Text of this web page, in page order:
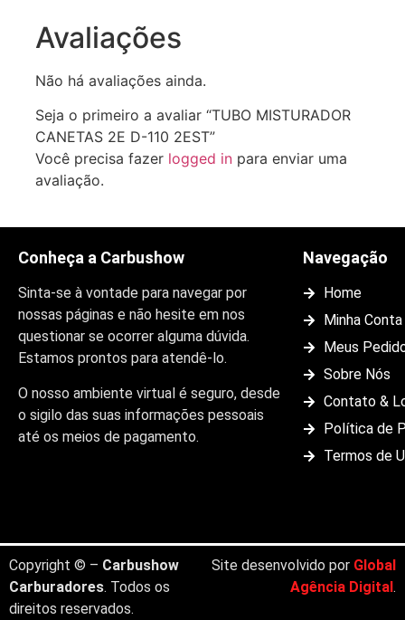
Avaliações
Não há avaliações ainda.
Seja o primeiro a avaliar “TUBO MISTURADOR
CANETAS 2E D-110 2EST”
Você precisa fazer logged in para enviar uma
avaliação.
Conheça a Carbushow
Sinta-se à vontade para navegar por
nossas páginas e não hesite em nos
questionar se ocorrer alguma dúvida.
Estamos prontos para atendê-lo.
O nosso ambiente virtual é seguro, desde
o sigilo das suas informações pessoais
até os meios de pagamento.
Navegação
Home
Minha Conta
Meus
Sobre Nós
Contato &
Política de
Termos de
Copyright © – Carbushow
Carburadores. Todos os
direitos reservados.
Site desenvolvido por Global
Agência Digital.